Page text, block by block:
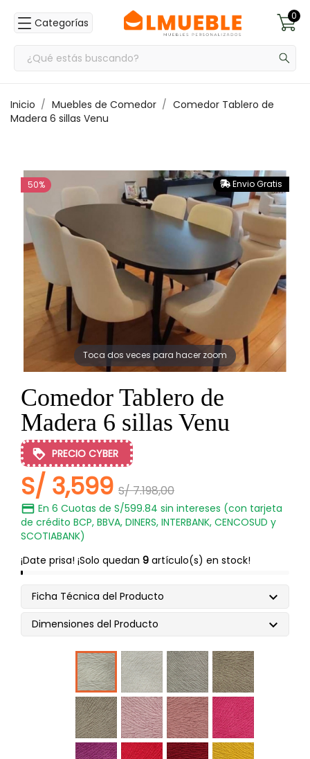
Categorías
0
Inicio Muebles de Comedor
Comedor Tablero de
Madera 6 sillas Venu
Envio Gratis
50%
Toca dos veces para hacer zoom
Comedor Tablero de
Madera 6 sillas Venu
PRECIO CYBER
S/ 3,599 S/ 7.198,00
En 6 Cuotas de S/599.84 sin intereses (con tarjeta
de crédito BCP, BBVA, DINERS, INTERBANK, CENCOSUD y
SCOTIABANK)
¡Date prisa! ¡Solo quedan 9 artículo(s) en stock!
Ficha Técnica del Producto 
Dimensiones del Producto 
beige Ivori
Camel
Claro
Camel
Oscuro
Castaña Rosado
Palo
Rosa
fucsia
violeta Rojo Vino Amarillo